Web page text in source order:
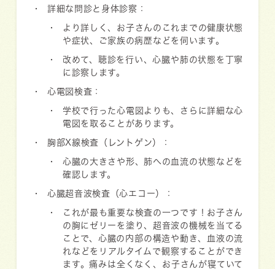
詳細な問診と身体診察 ：
より詳しく、お子さんのこれまでの健康状態
や症状、ご家族の病歴などを伺います。
改めて、聴診を行い、心臓や肺の状態を丁寧
に診察します。
心電図検査 ：
学校で行った心電図よりも、さらに詳細な心
電図を取ることがあります。
胸部X線検査（レントゲン） ：
心臓の大きさや形、肺への血流の状態などを
確認します。
心臓超音波検査（心エコー） ：
これが最も重要な検査の一つです！お子さん
の胸にゼリーを塗り、超音波の機械を当てる
ことで、心臓の内部の構造や動き、血液の流
れなどをリアルタイムで観察することができ
ます。痛みは全くなく、お子さんが寝ていて